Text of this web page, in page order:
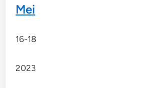
Mei
16-18
2023